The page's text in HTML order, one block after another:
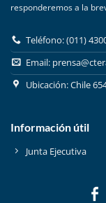
responderemos a la
Teléfono: (011)
Email:
Ubicación: Chile
Información útil
Junta Ejecutiva